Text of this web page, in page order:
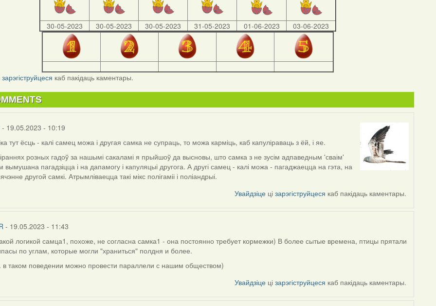
30-05-2023 30-05-2023 30-05-2023 31-05-2023 01-06-2023 03-06-2023
зарэгіструйцеся каб пакідаць каментары.
- 19.05.2023 - 10:19
тут ёсць - калі самец можа і другая самка не супраць, то можа карміць, каб капуліраваць з ёй, і яе.
розных гадоў за нашымі сакаламі я прыйшоў да высновы, што самка з не зусім адпаведным 'сваім'
вымушана пагадзіцца і на дапамогу і капуляцыі другога. А другі самец - калі можа - пагаджаецца на гэта, на
другой самкі. Атрымліваецца такі мікс полігаміі і поліандрыі.
Увайдзіце цізарэгіструйцеся каб пакідаць каментары.
- 19.05.2023 - 11:43
логикой самца1, похоже, не согласна самка1 - она постоянно требует кормежки) В более сытые времена, птицы прятали
по углам, которые могли "храниться" полдня и более.
таком поведении можно провести параллели с нашим обществом)
Увайдзіце цізарэгіструйцеся каб пакідаць каментары.